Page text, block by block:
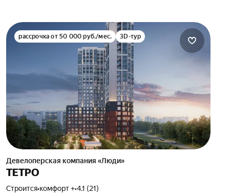
рассрочка от 50 000 руб./мес. 3D-тур
Девелоперская компания «Люди»
ТЕТРО
Строится•комфорт +•4.1 (21)